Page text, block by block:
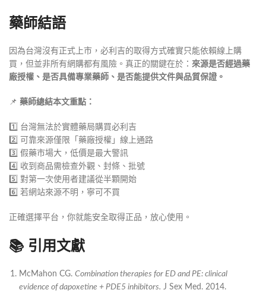
藥師結語
因為台灣沒有正式上市，必利吉的取得方式確實只能依賴線上購
買，但並非所有網購都有風險。真正的關鍵在於： 來源是否經過藥
廠授權、是否具備專業藥師、是否能提供文件與品質保證。
📌 藥師總結本文重點：
1️⃣ 台灣無法於實體藥局購買必利吉
2️⃣ 可靠來源僅限「藥廠授權」線上通路
3️⃣ 假藥市場大，低價是最大警訊
4️⃣ 收到商品需檢查外觀、封條、批號
5️⃣ 對第一次使用者建議從半顆開始
6️⃣ 若網站來源不明，寧可不買
正確選擇平台，你就能安全取得正品，放心使用。
📚 引用文獻
McMahon CG. Combination therapies for ED and PE: clinical
evidence of dapoxetine + PDE5 inhibitors. J Sex Med. 2014.